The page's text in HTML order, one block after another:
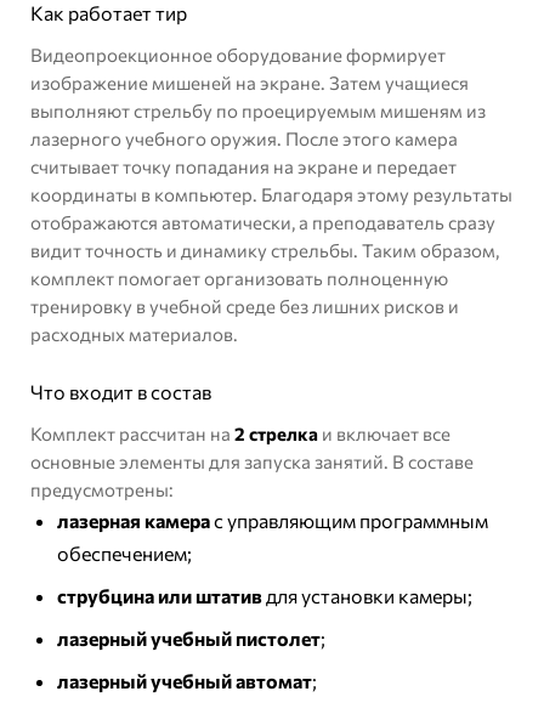
Как работает тир
Видеопроекционное оборудование формирует
изображение мишеней на экране. Затем учащиеся
выполняют стрельбу по проецируемым мишеням из
лазерного учебного оружия. После этого камера
считывает точку попадания на экране и передает
координаты в компьютер. Благодаря этому результаты
отображаются автоматически, а преподаватель сразу
видит точность и динамику стрельбы. Таким образом,
комплект помогает организовать полноценную
тренировку в учебной среде без лишних рисков и
расходных материалов.
Что входит в состав
Комплект рассчитан на 2 стрелка и включает все
основные элементы для запуска занятий. В составе
предусмотрены:
лазерная камерас управляющим программным
обеспечением;
струбцина или штатив для установки камеры;
лазерный учебный пистолет;
лазерный учебный автомат;